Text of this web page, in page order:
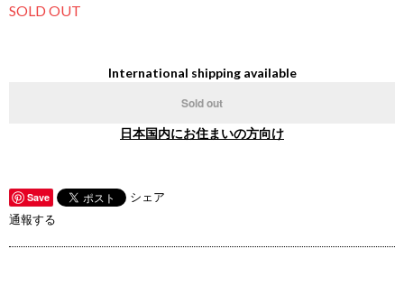
SOLD OUT
International shipping available
Sold out
日本国内にお住まいの方向け
Save
シェア
通報する